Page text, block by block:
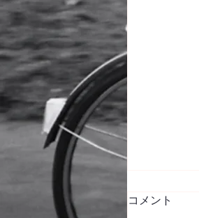
コメント